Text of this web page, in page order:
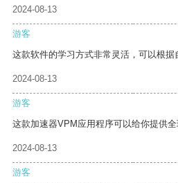
2024-08-13
游客
这款软件的学习方式非常灵活，可以根据
2024-08-13
游客
这款加速器VPM应用程序可以给你提供全
2024-08-13
游客